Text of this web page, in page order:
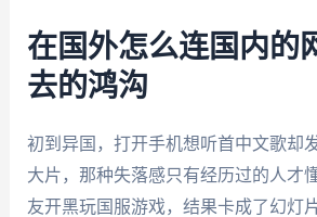
在国外怎么连国内的
去的鸿沟
初到异国，打开手机想听首中文歌却
大片，那种失落感只有经历过的人才
友开黑玩国服游戏，结果卡成了幻灯